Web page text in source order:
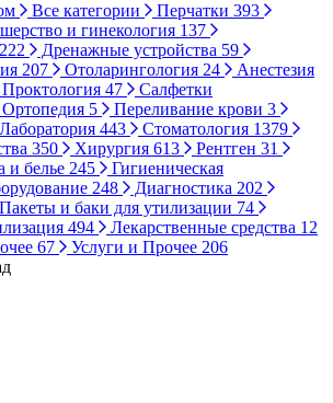
Все категории Перчатки 393
и гинекология 137
222 Дренажные устройства 59
207 Отоларингология 24
Анестезия
Проктология 47
Салфетки
Ортопедия 5 Переливание крови 3
Лаборатория 443 Стоматология 1379
350 Хирургия 613 Рентген 31
и белье 245
Гигиеническая
248 Диагностика 202
Пакеты и баки для утилизации 74
494 Лекарственные средства 12
67 Услуги и Прочее 206